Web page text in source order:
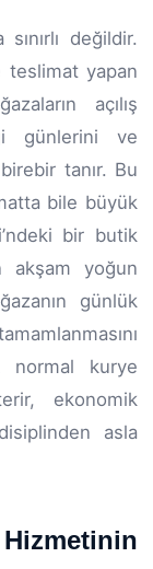
değildir.
teslimat yapan
açılış
günlerini ve
tanır. Bu
bile büyük
bir butik
akşam yoğun
günlük
normal kurye
ekonomik
asla